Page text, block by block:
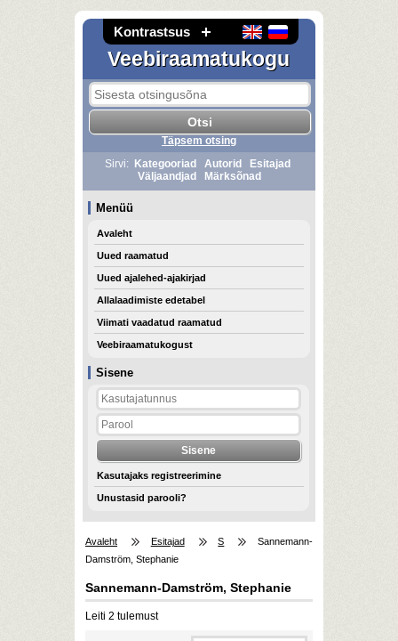
Kontrastsus
Veebiraamatukogu
Sisene
Kasutajaks registreerimine
Unustasid parooli?
Täpsem otsing
Sirvi:
Kategooriad Autorid
Esitajad
Väljaandjad
Märksõnad
Menüü
Avaleht
Uued raamatud
Uued ajalehed-ajakirjad
Allalaadimiste edetabel
Viimati vaadatud raamatud
Veebiraamatukogust
Avaleht Esitajad S
Sannemann-
Damström, Stephanie
Sannemann-Damström, Stephanie
Leiti 2 tulemust